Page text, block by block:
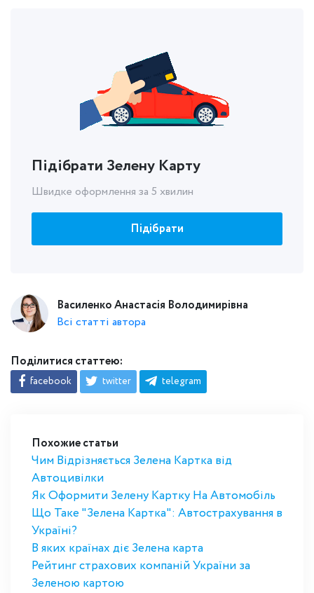
Похожие статьи
Чим Відрізняється Зелена Картка від
Автоцивілки
Як Оформити Зелену Картку На Автомобіль
Що Таке "Зелена Картка": Автострахування в
Україні?
В яких країнах діє Зелена карта
Рейтинг страхових компаній України за
Зеленою картою
Підібрати Зелену Карту
Швидке оформлення за 5 хвилин
Підібрати
Василенко Анастасія Володимирівна
Всі статті автора
Поділитися статтею:
facebook twitter telegram